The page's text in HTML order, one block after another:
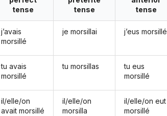
tense
j’avais
morsillé
tu avais
morsillé
il/elle/on
avait morsillé
tense
je morsillai
tu morsillas
il/elle/on
morsilla
tense
j’eus morsillé
tu eus
morsillé
il/elle/on eut
morsillé